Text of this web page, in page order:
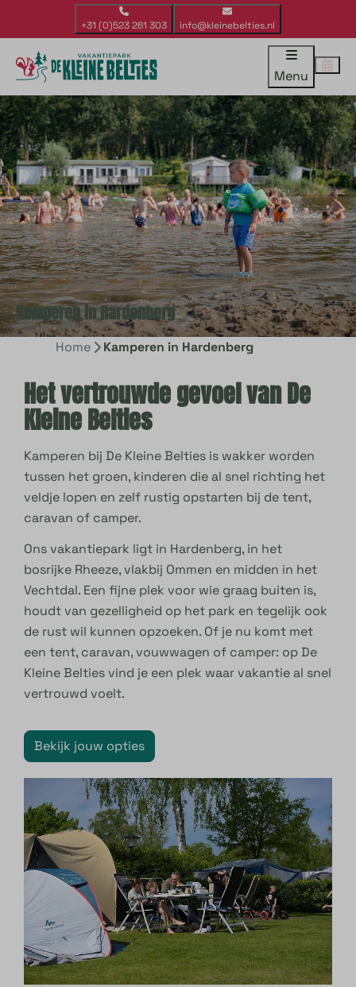
+31 (0)523 261 303 info@kleinebelties.nl
Menu
Kamperen in Hardenberg
Home Kamperen in Hardenberg
Het vertrouwde gevoel van De
Kleine Belties
Kamperen bij De Kleine Belties is wakker worden
tussen het groen, kinderen die al snel richting het
veldje lopen en zelf rustig opstarten bij de tent,
caravan of camper.
Ons vakantiepark ligt in Hardenberg, in het
bosrijke Rheeze, vlakbij Ommen en midden in het
Vechtdal. Een fijne plek voor wie graag buiten is,
houdt van gezelligheid op het park en tegelijk ook
de rust wil kunnen opzoeken. Of je nu komt met
een tent, caravan, vouwwagen of camper: op De
Kleine Belties vind je een plek waar vakantie al snel
vertrouwd voelt.
Bekijk jouw opties